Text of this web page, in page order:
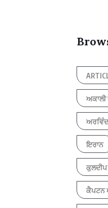
ਅਕਾਲੀ
ਇਰਾਨ
ਕੈਪਟਨ